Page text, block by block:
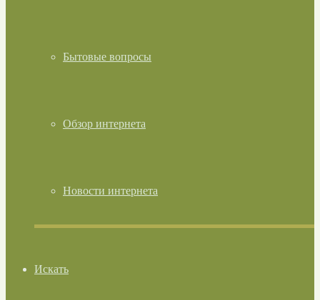
Бытовые вопросы
Обзор интернета
Новости интернета
Искать